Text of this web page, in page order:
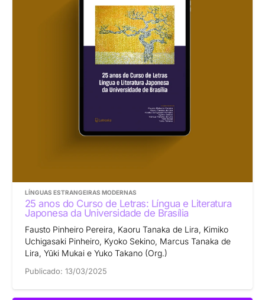
LÍNGUAS ESTRANGEIRAS MODERNAS
25 anos do Curso de Letras: Língua e Literatura
Japonesa da Universidade de Brasília
Fausto Pinheiro Pereira, Kaoru Tanaka de Lira, Kimiko
Uchigasaki Pinheiro, Kyoko Sekino, Marcus Tanaka de
Lira, Yūki Mukai e Yuko Takano (Org.)
Publicado: 13/03/2025